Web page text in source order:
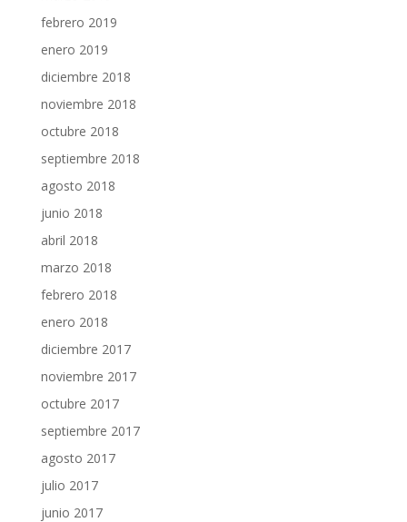
febrero 2019
enero 2019
diciembre 2018
noviembre 2018
octubre 2018
septiembre 2018
agosto 2018
junio 2018
abril 2018
marzo 2018
febrero 2018
enero 2018
diciembre 2017
noviembre 2017
octubre 2017
septiembre 2017
agosto 2017
julio 2017
junio 2017